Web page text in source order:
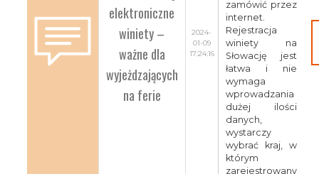
elektroniczne
winiety –
ważne dla
wyjeżdzających
na ferie
2024-
01-09
17:24:16
zamówić przez
internet.
Rejestracja
winiety na
Słowację jest
łatwa i nie
wymaga
wprowadzania
dużej ilości
danych,
wystarczy
wybrać kraj, w
którym
zarejestrowany